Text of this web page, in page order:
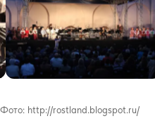
Фото: http://rostland.blogspot.ru/